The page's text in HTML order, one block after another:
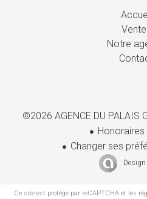
Notre
©2026 AGENCE DU PALAIS
Changer ses
Ce site est protégé par reCAPTCHA et les